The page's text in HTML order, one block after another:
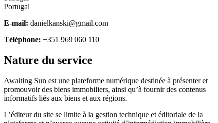
Portugal
E-mail: danielkanski@gmail.com
Téléphone: +351 969 060 110
Nature du service
Awaiting Sun est une plateforme numérique destinée à présenter et
promouvoir des biens immobiliers, ainsi qu’à fournir des contenus
informatifs liés aux biens et aux régions.
L’éditeur du site se limite à la gestion technique et éditoriale de la